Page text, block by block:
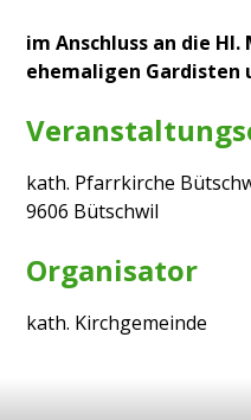
im Anschluss an die
ehemaligen Gardisten
kath. Pfarrkirche
9606 Bütschwil
Organisator
kath. Kirchgemeinde